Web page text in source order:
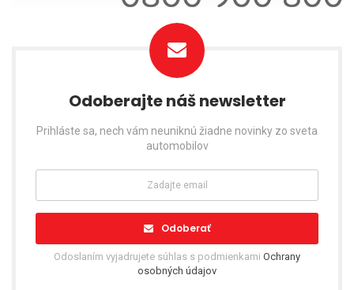
Odoberajte náš newsletter
Prihláste sa, nech vám neuniknú žiadne novinky zo sveta
automobilov
Odoberať
Odoslaním vyjadrujete súhlas s podmienkami Ochrany
osobných údajov